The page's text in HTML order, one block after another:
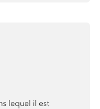
lequel il est